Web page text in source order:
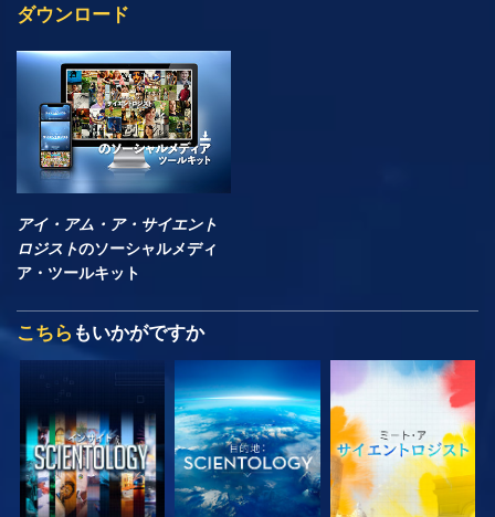
ダウンロード
アイ・アム・ア・サイエント
ロジストのソーシャルメディ
ア・ツールキット
こちら もいかがですか